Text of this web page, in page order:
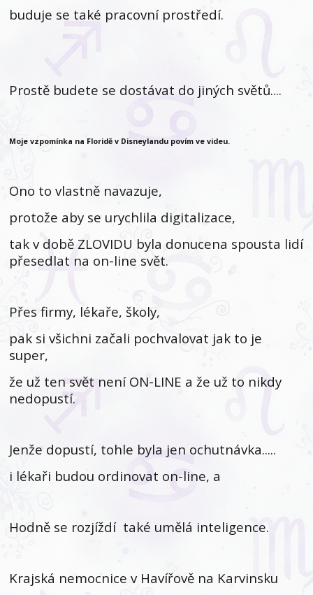
buduje se také pracovní prostředí.
Prostě budete se dostávat do jiných světů....
Moje vzpomínka na Floridě v Disneylandu povím ve videu.
Ono to vlastně navazuje,
protože aby se urychlila digitalizace,
tak v době ZLOVIDU byla donucena spousta lidí
přesedlat na on-line svět.
Přes firmy, lékaře, školy,
pak si všichni začali pochvalovat jak to je
super,
že už ten svět není ON-LINE a že už to nikdy
nedopustí.
Jenže dopustí, tohle byla jen ochutnávka.....
i lékaři budou ordinovat on-line, a
Hodně se rozjíždí také umělá inteligence.
Krajská nemocnice v Havířově na Karvinsku